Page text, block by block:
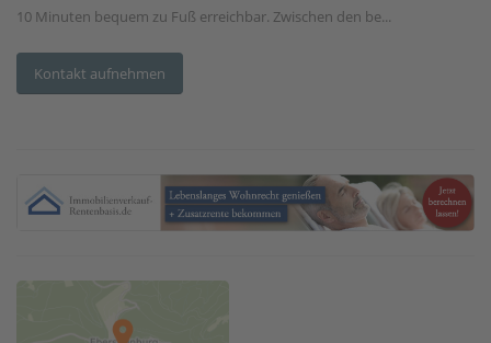
10 Minuten bequem zu Fuß erreichbar. Zwischen den be...
Kontakt aufnehmen